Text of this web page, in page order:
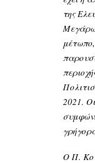
της
2021.
Ο Π.